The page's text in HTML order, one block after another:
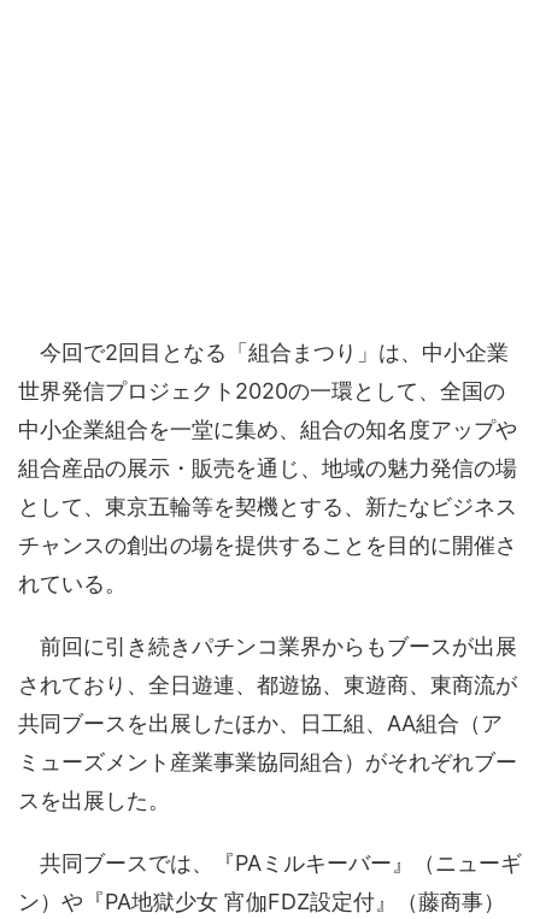
今回で2回目となる「組合まつり」は、中小企業
世界発信プロジェクト2020の一環として、全国の
中小企業組合を一堂に集め、組合の知名度アップや
組合産品の展示・販売を通じ、地域の魅力発信の場
として、東京五輪等を契機とする、新たなビジネス
チャンスの創出の場を提供することを目的に開催さ
れている。
前回に引き続きパチンコ業界からもブースが出展
されており、全日遊連、都遊協、東遊商、東商流が
共同ブースを出展したほか、日工組、AA組合（ア
ミューズメント産業事業協同組合）がそれぞれブー
スを出展した。
共同ブースでは、『PAミルキーバー』（ニューギ
ン）や『PA地獄少女 宵伽FDZ設定付』（藤商事）